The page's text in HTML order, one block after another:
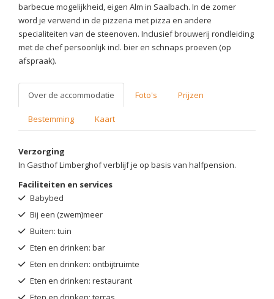
barbecue mogelijkheid, eigen Alm in Saalbach. In de zomer
word je verwend in de pizzeria met pizza en andere
specialiteiten van de steenoven. Inclusief brouwerij rondleiding
met de chef persoonlijk incl. bier en schnaps proeven (op
afspraak).
Over de accommodatie Foto's Prijzen
Bestemming Kaart
Verzorging
In Gasthof Limberghof verblijf je op basis van halfpension.
Faciliteiten en services
Babybed
Bij een (zwem)meer
Buiten: tuin
Eten en drinken: bar
Eten en drinken: ontbijtruimte
Eten en drinken: restaurant